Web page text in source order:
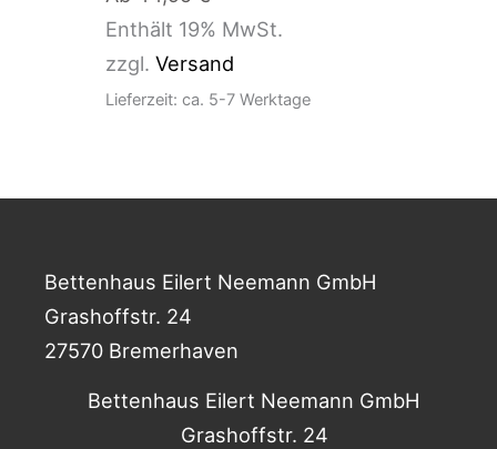
Enthält 19% MwSt.
zzgl. Versand
Lieferzeit: ca. 5-7 Werktage
Bettenhaus Eilert Neemann GmbH
Grashoffstr. 24
27570 Bremerhaven
Bettenhaus Eilert Neemann GmbH
Grashoffstr. 24